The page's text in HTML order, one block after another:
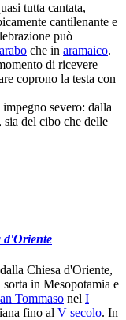
tutta cantata,
cantilenante e
può
arabo che in aramaico.
di ricevere
coprono la testa con
severo: dalla
sia del cibo che delle
d'Oriente
Chiesa d'Oriente,
sorta in Mesopotamia e
Tommaso nel I
fino al V secolo. In